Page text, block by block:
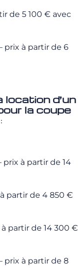
de 5 100 € avec
prix à partir de 6
d’un
la coupe
:
prix à partir de 14
partir de 4 850 €
à partir de 14 300 €
prix à partir de 8